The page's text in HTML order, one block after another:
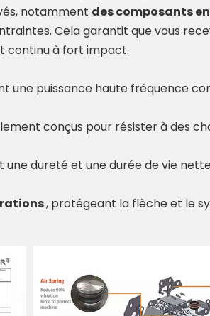
notamment des composants
Cela garantit que vous
continu à fort impact.
une puissance haute fréquence
conçus pour résister à des
dureté et une durée de vie
, protégeant la flèche et le